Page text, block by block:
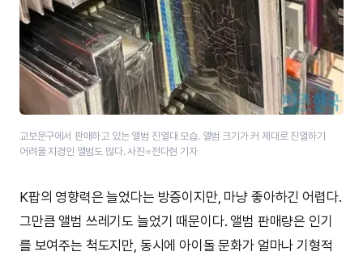
교보문구에서 판매하고 있는 앨범 진열대 모습. 앨범 크기가 커 제대로 진열하기
어려울 지경인 앨범도 많다. 사진=전다현 기자
K팝의 영향력은 늘었다는 방증이지만, 마냥 좋아하긴 어렵다.
그만큼 앨범 쓰레기도 늘었기 때문이다. 앨범 판매량은 인기
를 보여주는 척도지만, 동시에 아이돌 문화가 얼마나 기형적